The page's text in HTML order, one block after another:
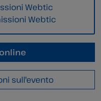
Webtic
Webtic
sull'evento